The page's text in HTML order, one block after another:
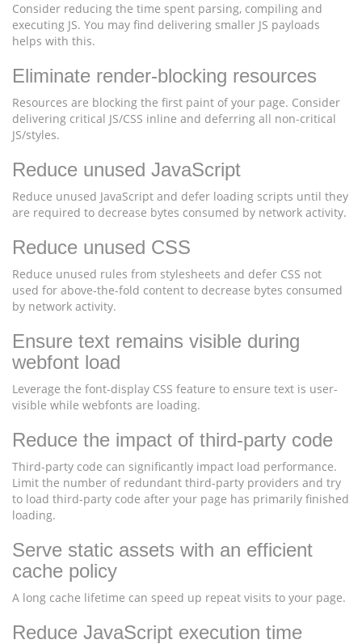
Consider reducing the time spent parsing, compiling and
executing JS. You may find delivering smaller JS payloads
helps with this.
Eliminate render-blocking resources
Resources are blocking the first paint of your page. Consider
delivering critical JS/CSS inline and deferring all non-critical
JS/styles.
Reduce unused JavaScript
Reduce unused JavaScript and defer loading scripts until they
are required to decrease bytes consumed by network activity.
Reduce unused CSS
Reduce unused rules from stylesheets and defer CSS not
used for above-the-fold content to decrease bytes consumed
by network activity.
Ensure text remains visible during
webfont load
Leverage the font-display CSS feature to ensure text is user-
visible while webfonts are loading.
Reduce the impact of third-party code
Third-party code can significantly impact load performance.
Limit the number of redundant third-party providers and try
to load third-party code after your page has primarily finished
loading.
Serve static assets with an efficient
cache policy
A long cache lifetime can speed up repeat visits to your page.
Reduce JavaScript execution time